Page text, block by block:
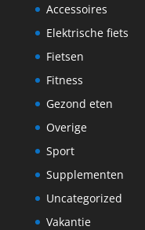
Accessoires
Elektrische fiets
Fietsen
Fitness
Gezond eten
Overige
Sport
Supplementen
Uncategorized
Vakantie